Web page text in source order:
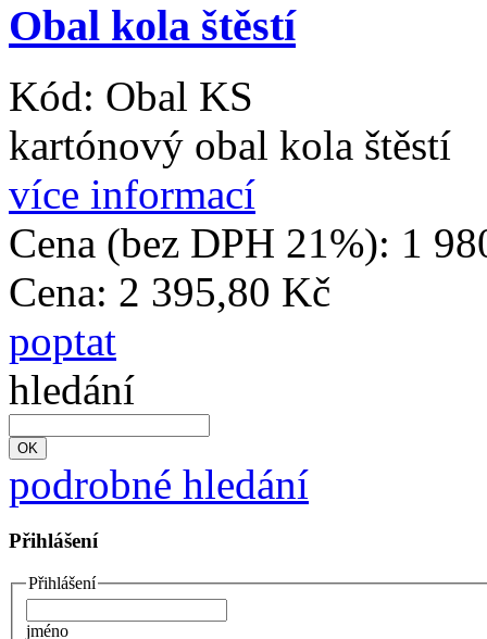
Obal kola štěstí
Kód: Obal KS
kartónový obal kola štěstí
více informací
Cena (bez DPH 21%): 1
Cena: 2 395,80 Kč
poptat
hledání
podrobné hledání
Přihlášení
Přihlášení
jméno